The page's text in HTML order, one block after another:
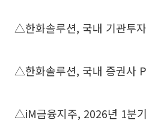
△한화솔루션, 국내 기관투
△한화솔루션, 국내 증권사
△iM금융지주, 2026년 1분